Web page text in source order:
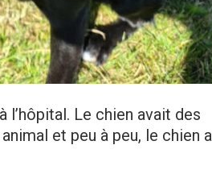
l’hôpital. Le chien avait des
et peu à peu, le chien a